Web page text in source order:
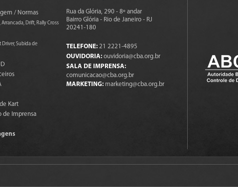
/ Normas
Arrancada, Drift, Rally Cross
Subida de
Kart
de Imprensa
Rua da Glória, 290 - 8º andar
Bairro Glória - Rio de Janeiro - RJ
20241-180
TELEFONE: 21 2221-4895
OUVIDORIA: ouvidoria@cba.org.br
SALA DE IMPRENSA:
comunicacao@cba.org.br
MARKETING: marketing@cba.org.br